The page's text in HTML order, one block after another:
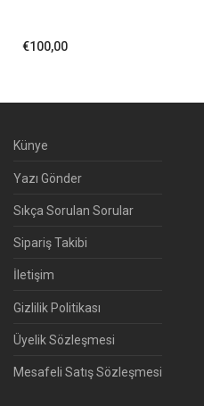
€100,00
Künye
Yazı Gönder
Sıkça Sorulan Sorular
Sipariş Takibi
İletişim
Gizlilik Politikası
Üyelik Sözleşmesi
Mesafeli Satış Sözleşmesi